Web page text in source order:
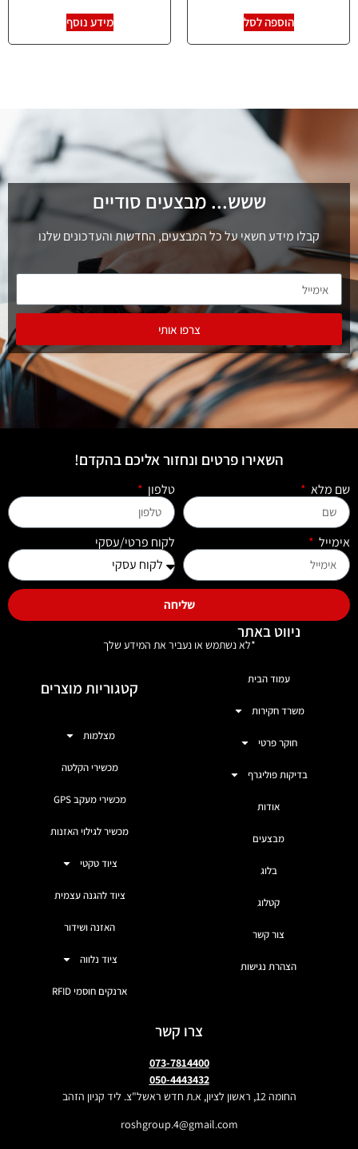
הוספה לסל מידע נוסף
ששש... מבצעים סודיים
קבלו מידע חשאי על כל המבצעים, החדשות והעדכונים שלנו
צרפו אותי
השאירו פרטים ונחזור אליכם בהקדם!
שם מלא טלפון
אימייל לקוח פרטי/עסקי
שליחה
*לא נשתמש או נעביר את המידע שלך
ניווט באתר
עמוד הבית
משרד חקירות
חוקר פרטי
בדיקות פוליגרף
אודות
מבצעים
בלוג
קטלוג
צור קשר
הצהרת נגישות
קטגוריות מוצרים
מצלמות
מכשירי הקלטה
מכשירי מעקב GPS
מכשיר לגילוי האזנות
ציוד טקטי
ציוד להגנה עצמית
האזנה ושידור
ציוד נלווה
ארנקים חוסמי RFID
צרו קשר
073-7814400
050-4443432
החומה 12, ראשון לציון, א.ת חדש ראשל"צ. ליד קניון הזהב
roshgroup.4@gmail.com